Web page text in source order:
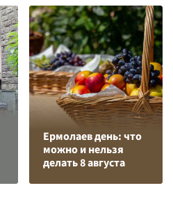
Ермолаев день: что
можно и нельзя
делать 8 августа